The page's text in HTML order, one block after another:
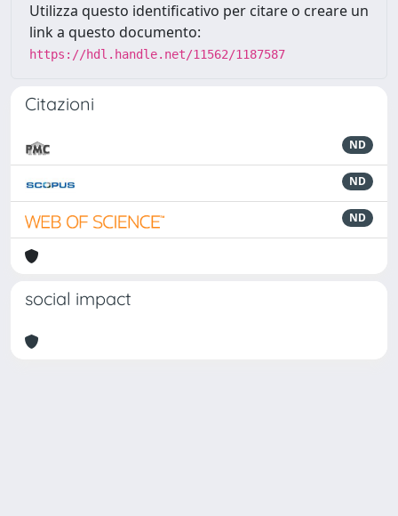
Utilizza questo identificativo per citare o creare un
link a questo documento:
https://hdl.handle.net/11562/1187587
Citazioni
ND
ND
ND
social impact